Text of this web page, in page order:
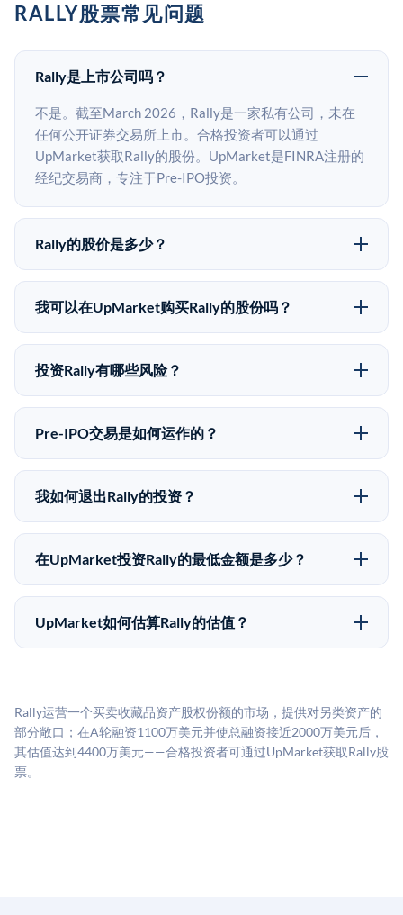
RALLY股票常见问题
Rally是上市公司吗？
不是。截至March 2026，Rally是一家私有公司，未在
任何公开证券交易所上市。合格投资者可以通过
UpMarket获取Rally的股份。UpMarket是FINRA注册的
经纪交易商，专注于Pre-IPO投资。
Rally的股价是多少？
Rally没有公开股价，因为它是一家私有公司。最近的已
知股价来自其最近一轮融资。 二级市场上的Pre-IPO股
同。
我可以在UpMarket购买Rally的股份吗？
可以。合格投资者可以通过填写本页表单或在
upmarket.co创建账户来表达对Rally股份的投资意向。
50,000美元。UpMarket是FINRA注册的经纪交易商，
自2019年以来已经纪超过5亿美元的另类投资。
投资Rally有哪些风险？
Pre-IPO投资存在重大风险。Rally的股份流动性低，意
味着没有公开市场可以快速出售。不存在确定的退出时
可能全部损失的准备。私有公司的估值在融资轮次之间
可能大幅波动。投资者应在投资前咨询其财务顾问并审
Pre-IPO交易是如何运作的？
在Pre-IPO交易中，合格投资者通过二级市场平台从现有
股东（如员工、早期投资者或其他持有人）处购买股
为FINRA注册的经纪交易商促成这些交易，代表双方处
理合规、文件和结算事宜。
我如何退出Rally的投资？
Pre-IPO持股主要有两种退出途径：在二级市场将股份出
售给其他买家，或持有直到公司完成IPO或被收购。两
市场条件。任何退出的时间都是不可预测的，投资者应
做好多年持有的准备。
在UpMarket投资Rally的最低金额是多少？
UpMarket上大多数Pre-IPO产品的最低投资金额为
50,000美元。具体金额可能因产品和股份供应情况而有
UpMarket如何估算Rally的估值？
司可比倍数应用私有公司折扣，以反映流动性不足和信
息不对称。此估值不构成投资建议，可能与实际交易价
Rally运营一个买卖收藏品资产股权份额的市场，提供对另类资产的
部分敞口；在A轮融资1100万美元并使总融资接近2000万美元后，
其估值达到4400万美元——合格投资者可通过UpMarket获取Rally股
票。